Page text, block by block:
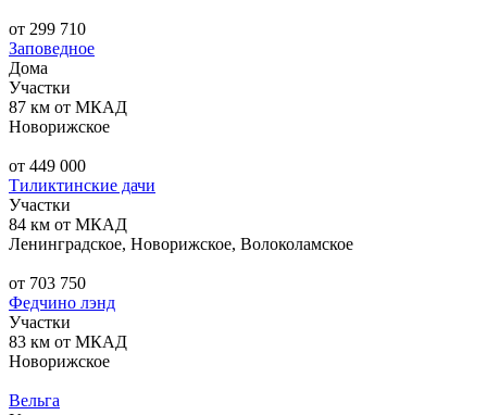
от 299 710
Заповедное
Дома
Участки
87 км от МКАД
Новорижское
от 449 000
Тиликтинские дачи
Участки
84 км от МКАД
Ленинградское, Новорижское, Волоколамское
от 703 750
Федчино лэнд
Участки
83 км от МКАД
Новорижское
Вельга